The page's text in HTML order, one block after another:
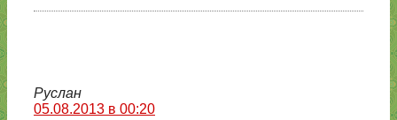
Руслан
05.08.2013 в 00:20